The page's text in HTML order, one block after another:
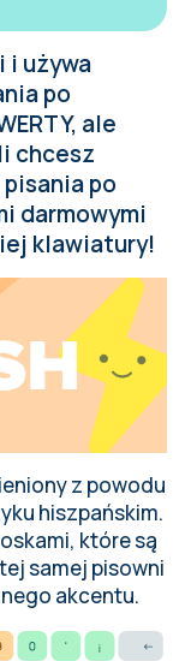
i używa
po
ale
chcesz
po
darmowymi
klawiatury!
z powodu
hiszpańskim.
które są
samej pisowni
akcentu.